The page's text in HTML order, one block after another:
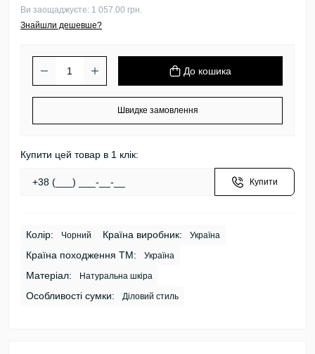
Ви заощаджуєте: 1 057.00 грн.
Знайшли дешевше?
До кошика
Швидке замовлення
Купити цей товар в 1 клік:
Купити
Колір: Чорний Країна виробник: Україна
Країна походження ТМ: Україна
Матеріал: Натуральна шкіра
Особливості сумки: Діловий стиль